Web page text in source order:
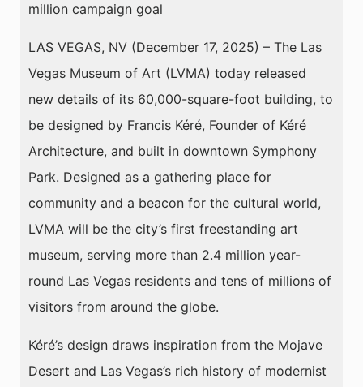
million campaign goal
LAS VEGAS, NV (December 17, 2025) – The Las
Vegas Museum of Art (LVMA) today released
new details of its 60,000-square-foot building, to
be designed by Francis Kéré, Founder of Kéré
Architecture, and built in downtown Symphony
Park. Designed as a gathering place for
community and a beacon for the cultural world,
LVMA will be the city’s first freestanding art
museum, serving more than 2.4 million year-
round Las Vegas residents and tens of millions of
visitors from around the globe.
Kéré’s design draws inspiration from the Mojave
Desert and Las Vegas’s rich history of modernist